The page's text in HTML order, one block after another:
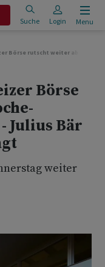
Suche Login Menu
Börse rutscht weiter ab -
Börse
Julius Bär
weiter